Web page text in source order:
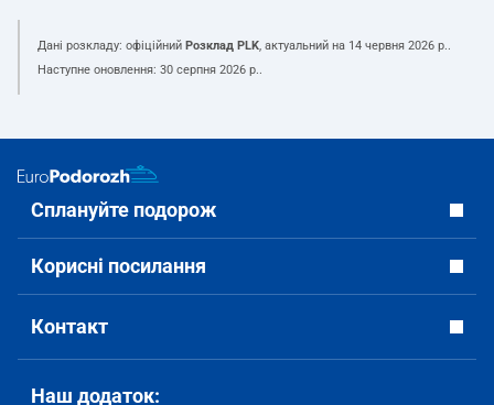
Дані розкладу: офіційний Розклад PLK, актуальний на 14 червня 2026 р..
Наступне оновлення: 30 серпня 2026 р..
Сплануйте подорож
Корисні посилання
Контакт
Наш додаток: